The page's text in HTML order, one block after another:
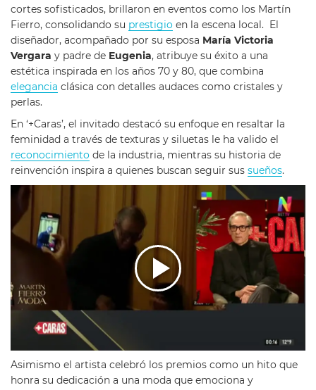
cortes sofisticados, brillaron en eventos como los Martín
Fierro, consolidando su prestigio en la escena local.
El
diseñador, acompañado por su esposa María Victoria
Vergara y padre de Eugenia, atribuye su éxito a una
estética inspirada en los años 70 y 80, que combina
elegancia clásica con detalles audaces como cristales y
perlas.
En ‘+Caras’, el invitado destacó su enfoque en resaltar la
feminidad a través de texturas y siluetas le ha valido el
reconocimiento de la industria, mientras su historia de
reinvención inspira a quienes buscan seguir sus sueños.
Asimismo el artista celebró los premios como un hito que
honra su dedicación a una moda que emociona y